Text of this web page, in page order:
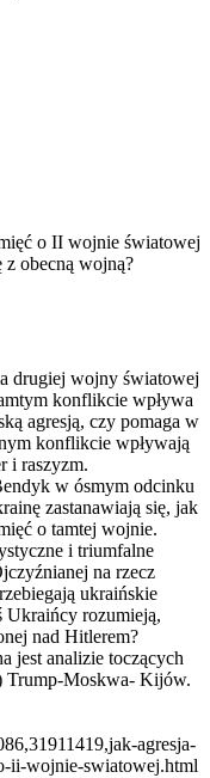
o II wojnie światowej
z obecną wojną?
drugiej wojny światowej
konflikcie wpływa
agresją, czy pomaga w
konflikcie wpływają
i raszyzm.
w ósmym odcinku
zastanawiają się, jak
o tamtej wojnie.
i triumfalne
na rzecz
ukraińskie
Ukraińcy rozumieją,
nad Hitlerem?
jest analizie toczących
Trump-Moskwa- Kijów.
agresja-
ii-wojnie-swiatowej.html